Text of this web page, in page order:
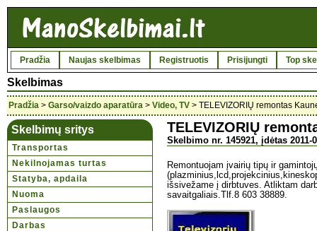
Pradžia Naujas skelbimas Registruotis Prisijungti Top
Skelbimas
Pradžia > Garso/vaizdo aparatūra > Video, TV > TELEVIZORIŲ remontas
Skelbimų sritys
Transportas
Nekilnojamas turtas
Statyba, apdaila
Nuoma
Paslaugos
Darbas
TELEVIZORIŲ
Skelbimo nr. 145921, įdėtas 2011-
Remontuojam įvairių tipų ir
išsivežame į dirbtuves. Atliktam
savaitgaliais.Tlf.8 603 38889.